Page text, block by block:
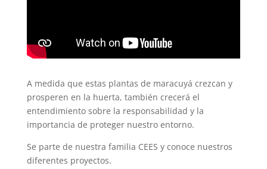
A medida que estas plantas de maracuyá crezcan y
prosperen en la huerta, también crecerá el
entendimiento sobre la responsabilidad y la
importancia de proteger nuestro entorno.
Se parte de nuestra familia CEES y conoce nuestros
diferentes proyectos.